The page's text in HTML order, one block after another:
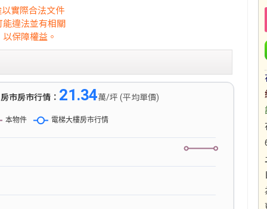
實際合法文件
違法並有相關
保障權益。
房市房市行情： 21.34萬/坪 (平均單價)